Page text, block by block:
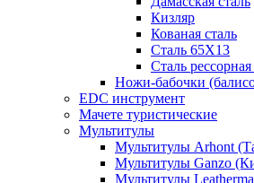
Кизляр
Кованая сталь
Сталь 65Х13
Сталь
Ножи-бабочки
EDC инструмент
Мачете туристические
Мультитулы
Мультитулы Arhont
Мультитулы Ganzo
Мультитулы